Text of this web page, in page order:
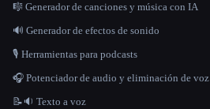
🎼 Generador de canciones y música con IA
🔊 Generador de efectos de sonido
🎙️ Herramientas para podcasts
🎧 Potenciador de audio y eliminación de voz
📝🔉 Texto a voz